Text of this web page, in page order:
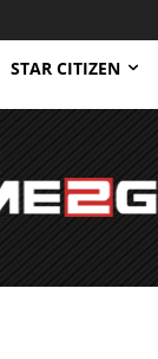
STAR CITIZEN